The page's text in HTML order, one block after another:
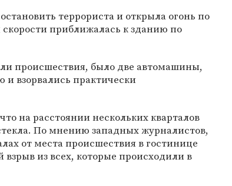
террориста и открыла огонь по
приближалась к зданию по
происшествия, было две автомашины,
взорвались практически
на расстоянии нескольких кварталов
По мнению западных журналистов,
от места происшествия в гостинице
из всех, которые происходили в